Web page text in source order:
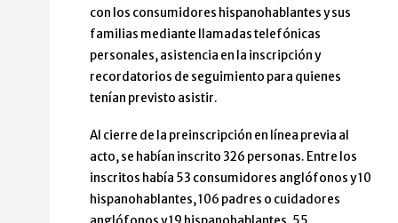
con los consumidores hispanohablantes y sus
familias mediante llamadas telefónicas
personales, asistencia en la inscripción y
recordatorios de seguimiento para quienes
tenían previsto asistir.
Al cierre de la preinscripción en línea previa al
acto, se habían inscrito 326 personas. Entre los
inscritos había 53 consumidores anglófonos y 10
hispanohablantes, 106 padres o cuidadores